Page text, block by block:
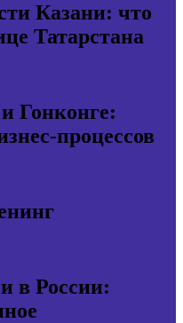
Казани: что
Татарстана
Гонконге:
процессов
в России: